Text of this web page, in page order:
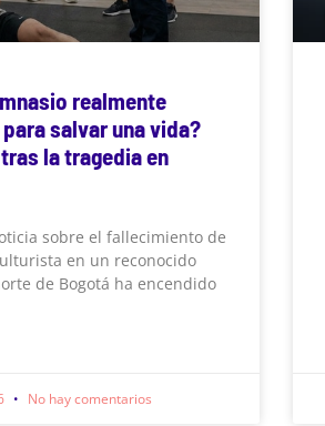
realmente
salvar una vida?
la tragedia en
sobre el fallecimiento de
en un reconocido
de Bogotá ha encendido
No hay comentarios